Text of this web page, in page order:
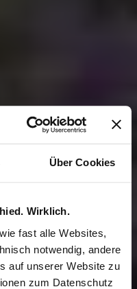
Über Cookies
Wirklich.
fast alle Websites,
notwendig, andere
auf unserer Website zu
zum Datenschutz